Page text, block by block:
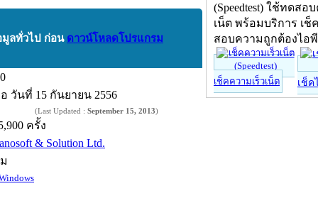
ลทั่วไป ก่อน ดาวน์โหลดโปรแกรม
วันที่ 15 กันยายน 2556
(Last Updated : September 15, 2013)
ครั้ง
& Solution Ltd.
(Speedtest) ใช้ทดสอ
เน็ต พร้อมบริการ เช็
สอบความถูกต้องไอ
เช็คความเร็วเน็ต เช็ค